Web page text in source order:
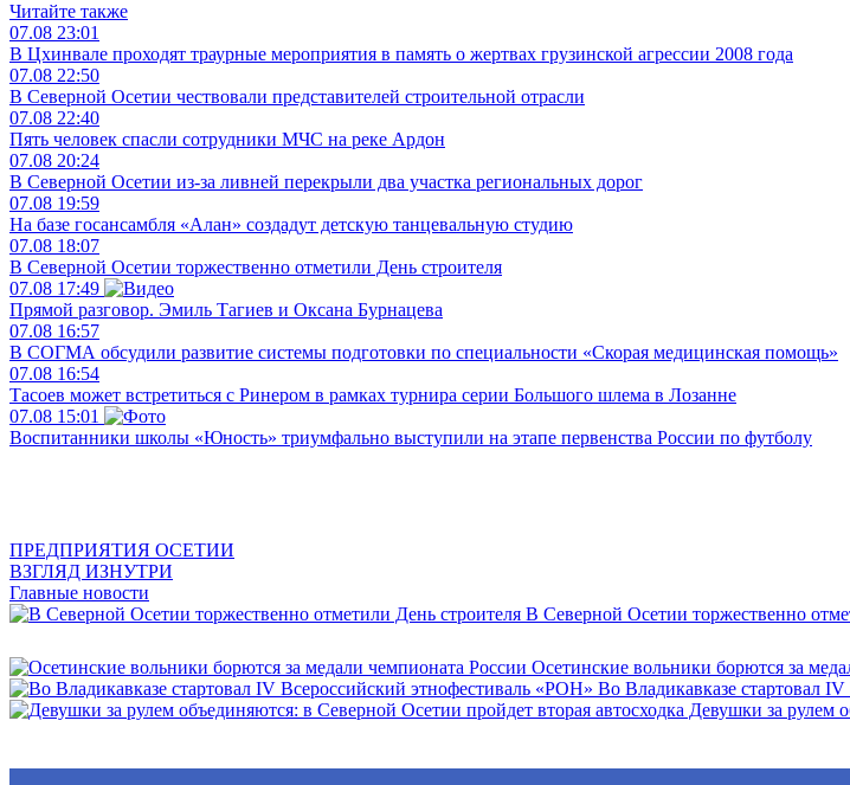
Читайте также
07.08 23:01
В Цхинвале проходят траурные мероприятия в память о жертвах грузинской агрессии 2008 года
07.08 22:50
В Северной Осетии чествовали представителей строительной отрасли
07.08 22:40
Пять человек спасли сотрудники МЧС на реке Ардон
07.08 20:24
В Северной Осетии из-за ливней перекрыли два участка региональных дорог
07.08 19:59
На базе госансамбля «Алан» создадут детскую танцевальную студию
07.08 18:07
В Северной Осетии торжественно отметили День строителя
07.08 17:49
Прямой разговор. Эмиль Тагиев и Оксана Бурнацева
07.08 16:57
В СОГМА обсудили развитие системы подготовки по специальности «Скорая медицинская помощь»
07.08 16:54
Тасоев может встретиться с Ринером в рамках турнира серии Большого шлема в Лозанне
07.08 15:01
Воспитанники школы «Юность» триумфально выступили на этапе первенства России по футболу
ПРЕДПРИЯТИЯ ОСЕТИИ
ВЗГЛЯД ИЗНУТРИ
Главные новости
В Северной Осетии торжественно
Осетинские вольники борются за
Во Владикавказе стартовал
Девушки за рулем